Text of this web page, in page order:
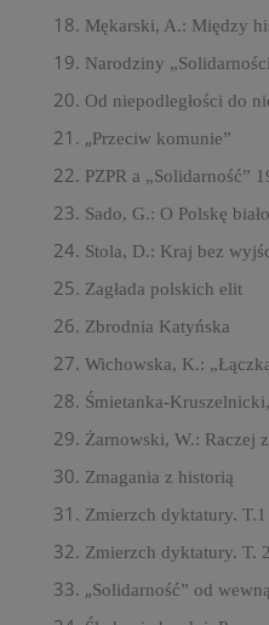
Mękarski, A.: Między
Narodziny
Od niepodległości do
„Przeciw komunie”
PZPR a „Solidarność”
Sado, G.: O Polskę
Stola, D.: Kraj bez
Zagłada polskich elit
Zbrodnia Katyńska
Wichowska, K.:
Śmietanka-
Żarnowski, W.: Raczej
Zmagania z historią
Zmierzch dyktatury. T.1
Zmierzch dyktatury. T. 2
„Solidarność” od